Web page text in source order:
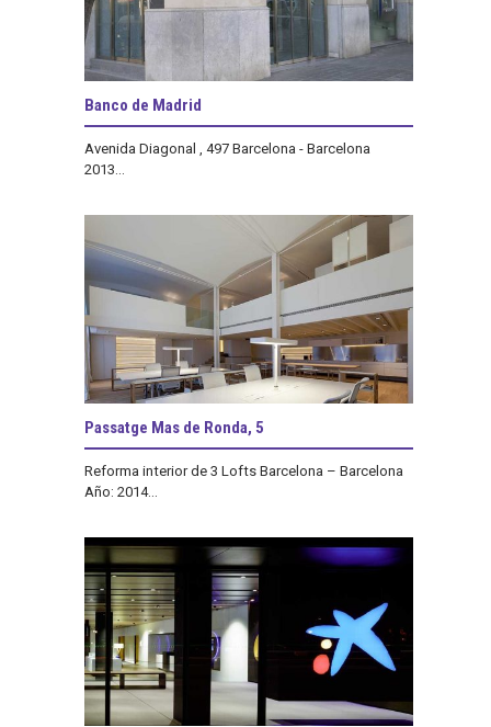
Banco de Madrid
Avenida Diagonal , 497 Barcelona - Barcelona
2013...
Passatge Mas de Ronda, 5
Reforma interior de 3 Lofts Barcelona – Barcelona
Año: 2014...